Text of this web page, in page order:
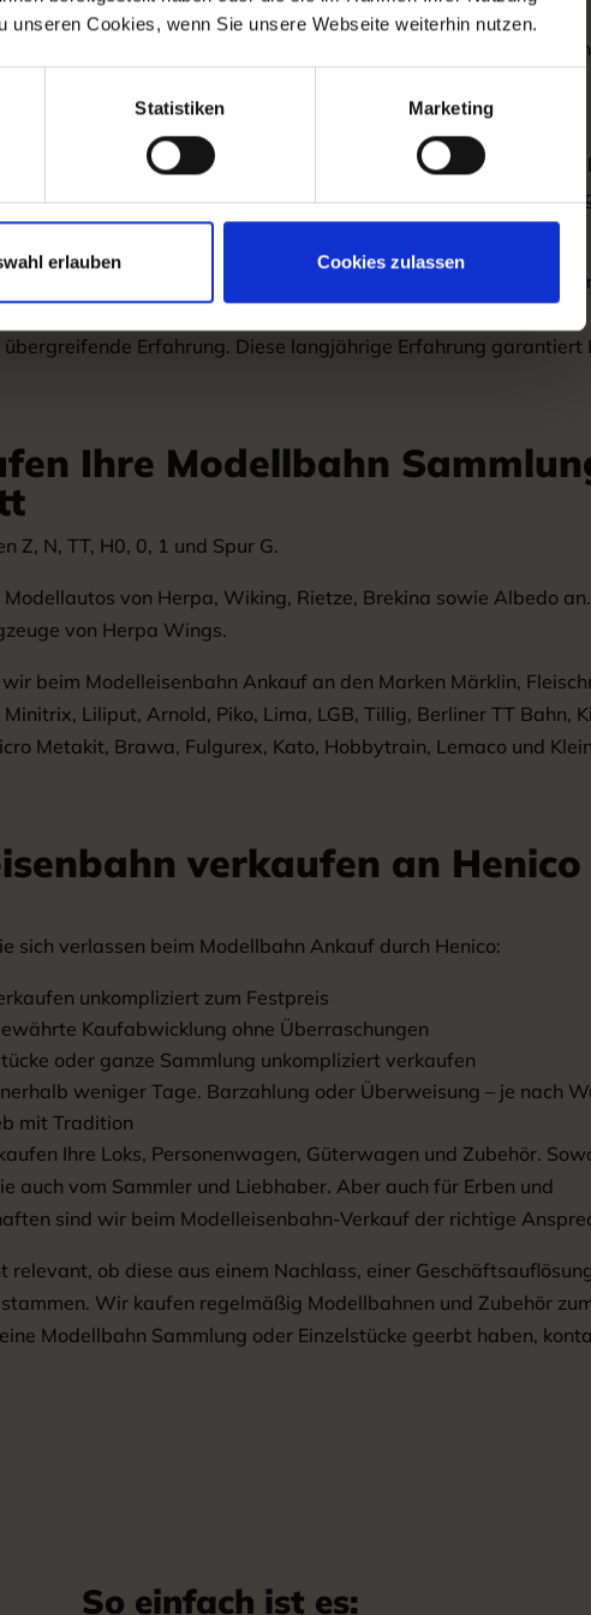
Cookies, wenn Sie unsere Webseite weiterhin nutzen.
Statistiken Marketing
erlauben Cookies zulassen
Modellbahn Ankauf bei Henico
für Modelleisenbahnen begutachten wir sehr gerne
es für den einen oder anderen nicht leicht ist, sich von seiner
oder Anlage zu trennen. Daher gestalten wir individuell jeden
bzw. den Modelleisenbahn-Verkauf so, dass beide Seiten ein
Ihnen ein faires Angebot mit marktüblichen Eisenbahn Ankauf
bis zur großen Modelleisenbahn Anlage. Bei
Erfahrung. Diese langjährige Erfahrung garantiert
Ihre Modellbahn
Z, N, TT, H0, 0, 1 und Spur G.
von Herpa, Wiking, Rietze, Brekina sowie Albedo
von Herpa Wings.
beim Modelleisenbahn Ankauf an den Marken Märklin,
Liliput, Arnold, Piko, Lima, LGB, Tillig, Berliner TT Bahn,
Metakit, Brawa, Fulgurex, Kato, Hobbytrain, Lemaco und
verkaufen an
sich verlassen beim Modellbahn Ankauf durch Henico:
unkompliziert zum Festpreis
Kaufabwicklung ohne Überraschungen
oder ganze Sammlung unkompliziert verkaufen
weniger Tage. Barzahlung oder Überweisung – je nach
mit Tradition
Ihre Loks, Personenwagen, Güterwagen und Zubehör.
auch vom Sammler und Liebhaber. Aber auch für Erben und
sind wir beim Modelleisenbahn-Verkauf der richtige
relevant, ob diese aus einem Nachlass, einer
Wir kaufen regelmäßig Modellbahnen und Zubehör
Modellbahn Sammlung oder Einzelstücke geerbt haben,
So einfach ist es: